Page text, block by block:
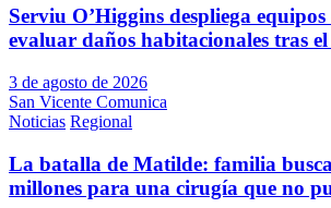
Serviu O’Higgins despliega
evaluar daños habitacionales tras
3 de agosto de 2026
San Vicente Comunica
Noticias Regional
La batalla de Matilde: familia
millones para una cirugía que no